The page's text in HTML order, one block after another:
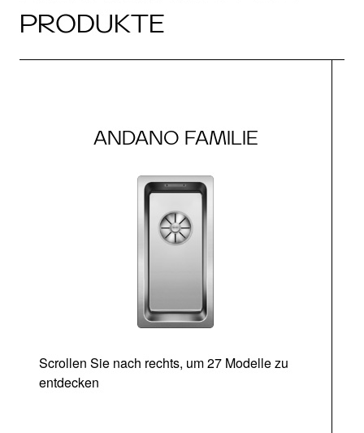
PRODUKTE
ANDANO FAMILIE
Scrollen Sie nach rechts, um 27 Modelle zu
entdecken